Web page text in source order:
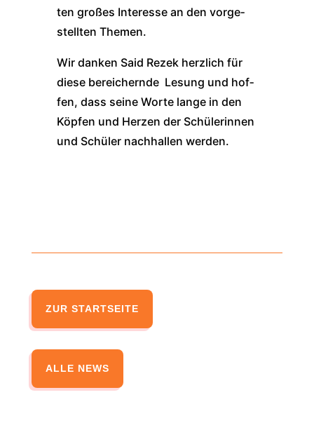
ten gro­ßes Inter­es­se an den vor­ge­
stell­ten The­men.
Wir dan­ken Said Rezek herz­lich für
die­se berei­chern­de Lesung und hof­
fen, dass sei­ne Wor­te lan­ge in den
Köp­fen und Her­zen der Schü­le­rin­nen
und Schü­ler nach­hal­len wer­den.
ZUR STARTSEITE
ALLE NEWS